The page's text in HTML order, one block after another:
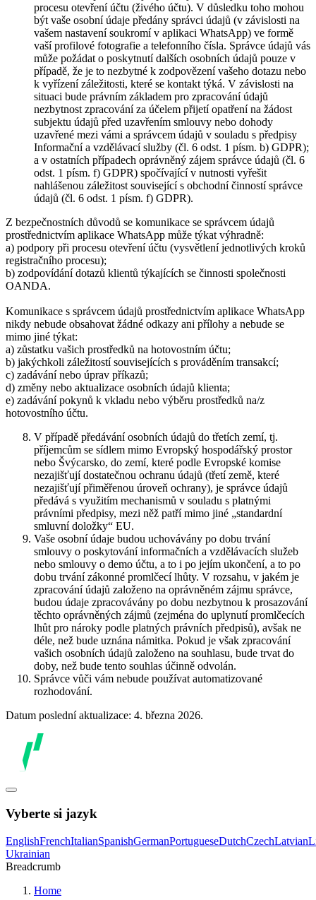
procesu otevření účtu (živého účtu). V důsledku toho mohou
být vaše osobní údaje předány správci údajů (v závislosti na
vašem nastavení soukromí v aplikaci WhatsApp) ve formě
vaší profilové fotografie a telefonního čísla. Správce údajů vás
může požádat o poskytnutí dalších osobních údajů pouze v
případě, že je to nezbytné k zodpovězení vašeho dotazu nebo
k vyřízení záležitosti, které se kontakt týká. V závislosti na
situaci bude právním základem pro zpracování údajů
nezbytnost zpracování za účelem přijetí opatření na žádost
subjektu údajů před uzavřením smlouvy nebo dohody
uzavřené mezi vámi a správcem údajů v souladu s předpisy
Informační a vzdělávací služby (čl. 6 odst. 1 písm. b) GDPR);
a v ostatních případech oprávněný zájem správce údajů (čl. 6
odst. 1 písm. f) GDPR) spočívající v nutnosti vyřešit
nahlášenou záležitost související s obchodní činností správce
údajů (čl. 6 odst. 1 písm. f) GDPR).
Z bezpečnostních důvodů se komunikace se správcem údajů
prostřednictvím aplikace WhatsApp může týkat výhradně:
a) podpory při procesu otevření účtu (vysvětlení jednotlivých kroků
registračního procesu);
b) zodpovídání dotazů klientů týkajících se činnosti společnosti
OANDA.
Komunikace s správcem údajů prostřednictvím aplikace WhatsApp
nikdy nebude obsahovat žádné odkazy ani přílohy a nebude se
mimo jiné týkat:
a) zůstatku vašich prostředků na hotovostním účtu;
b) jakýchkoli záležitostí souvisejících s prováděním transakcí;
c) zadávání nebo úprav příkazů;
d) změny nebo aktualizace osobních údajů klienta;
e) zadávání pokynů k vkladu nebo výběru prostředků na/z
hotovostního účtu.
V případě předávání osobních údajů do třetích zemí, tj.
příjemcům se sídlem mimo Evropský hospodářský prostor
nebo Švýcarsko, do zemí, které podle Evropské komise
nezajišťují dostatečnou ochranu údajů (třetí země, které
nezajišťují přiměřenou úroveň ochrany), je správce údajů
předává s využitím mechanismů v souladu s platnými
právními předpisy, mezi něž patří mimo jiné „standardní
smluvní doložky“ EU.
Vaše osobní údaje budou uchovávány po dobu trvání
smlouvy o poskytování informačních a vzdělávacích služeb
nebo smlouvy o demo účtu, a to i po jejím ukončení, a to po
dobu trvání zákonné promlčecí lhůty. V rozsahu, v jakém je
zpracování údajů založeno na oprávněném zájmu správce,
budou údaje zpracovávány po dobu nezbytnou k prosazování
těchto oprávněných zájmů (zejména do uplynutí promlčecích
lhůt pro nároky podle platných právních předpisů), avšak ne
déle, než bude uznána námitka. Pokud je však zpracování
vašich osobních údajů založeno na souhlasu, bude trvat do
doby, než bude tento souhlas účinně odvolán.
Správce vůči vám nebude používat automatizované
rozhodování.
Datum poslední aktualizace: 4. března 2026.
Vyberte si jazyk
EnglishFrenchItalianSpanishGermanPortugueseDutchCzechLatvian
Ukrainian
Breadcrumb
Home